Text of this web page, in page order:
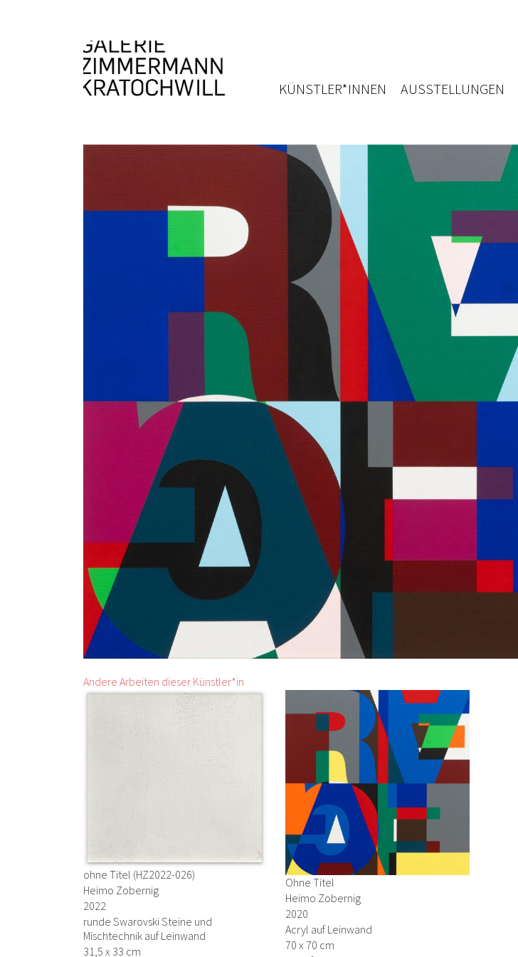
KÜNSTLER*INNEN
AUSSTELLUNGEN
Andere Arbeiten dieser Künstler*in
ohne Titel (HZ2022-026)
Heimo Zobernig
2022
runde Swarovski Steine und
Mischtechnik auf Leinwand
31,5 x 33 cm
Ohne Titel
Heimo Zobernig
2020
Acryl auf Leinwand
70 x 70 cm